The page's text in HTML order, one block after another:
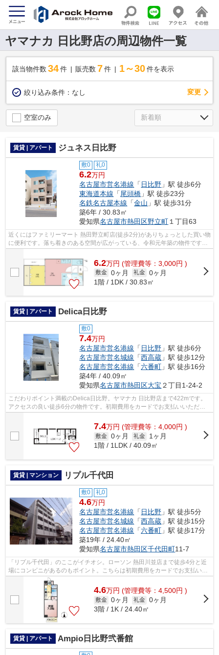
ヤマナカ 日比野店の周辺物件一覧
該当物件数 34件 販売数 7 件 1～30 件を表示
絞り込み条件： なし 変更
空室のみ
賃貸 | アパート ジュネス日比野
敷0 礼0
6.2万円
名古屋市営名港線 「 日比野 」駅 徒歩6分
東海道本線 「尾頭橋 」駅 徒歩23分
名鉄名古屋本線 「金山 」駅 徒歩31分
築6年 / 30.83㎡
愛知県名古屋市熱田区野立町 １丁目63
近くにはファミリーマート 熱田野立町店(徒歩2分)がありちょっとした買い物
に便利です。落ち着きのある空間が広がっている、令和元年築の物件です。
6.2万円 (管理費等：3,000円 )
敷金 0ヶ月 礼金 0ヶ月
1階 / 1DK / 30.83㎡
賃貸 | アパート Delica日比野
敷0
7.4万円
名古屋市営名港線 「 日比野 」駅 徒歩6分
名古屋市営名城線 「西高蔵 」駅 徒歩12分
名古屋市営名港線 「六番町 」駅 徒歩16分
築4年 / 40.09㎡
愛知県名古屋市熱田区大宝 ２丁目1-24-2
こだわりポイント満載のDelica日比野。ヤマナカ 日比野店まで422mです。
アクセスの良い徒歩6分の物件です。初期費用をカードでお支払いいただけ
るので、カードで決済したい方にもおす...
7.4万円 (管理費等：4,000円 )
敷金 0ヶ月 礼金
1ヶ月
1階 / 1LDK / 40.09㎡
賃貸 | マンション リプル千代田
敷0 礼0
4.6万円
名古屋市営名港線 「日比野 」駅 徒歩5分
名古屋市営名城線 「西高蔵 」駅 徒歩15分
名古屋市営名港線 「六番町 」駅 徒歩17分
築19年 / 24.40㎡
愛知県名古屋市熱田区千代田町11-7
「リプル千代田」のここがイチオシ。ローソン 熱田川並店まで徒歩4分と近
場にコンビニがあるのもポイント。こちらは初期費用をカードでお支払いい
ただける物件です。行き先に応じて駅...
4.6万円 (管理費等：4,500円 )
敷金 0ヶ月 礼金 0ヶ月
3階 / 1K / 24.40㎡
賃貸 | アパート Ampio日比野弐番館